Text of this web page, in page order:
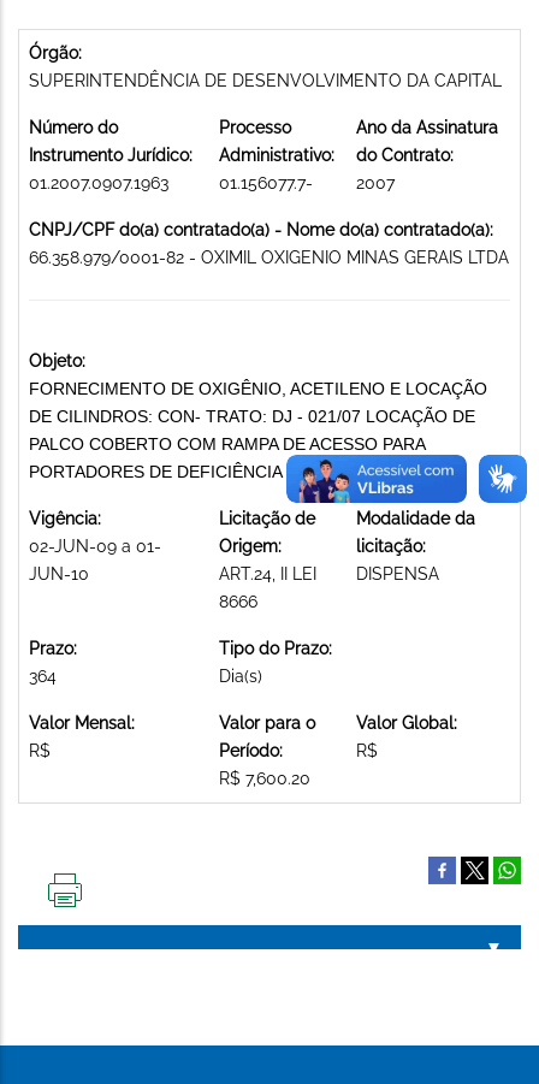
Órgão:
SUPERINTENDÊNCIA DE DESENVOLVIMENTO DA CAPITAL
Número do
Instrumento Jurídico:
01.2007.0907.1963
Processo
Administrativo:
01.156077.7-
Ano da Assinatura
do Contrato:
2007
CNPJ/CPF do(a) contratado(a) - Nome do(a) contratado(a):
66.358.979/0001-82 - OXIMIL OXIGENIO MINAS GERAIS LTDA
Objeto:
FORNECIMENTO DE OXIGÊNIO, ACETILENO E LOCAÇÃO
DE CILINDROS: CON- TRATO: DJ - 021/07 LOCAÇÃO DE
PALCO COBERTO COM RAMPA DE ACESSO PARA
PORTADORES DE DEFICIÊNCIA FÍSICA
Vigência:
02-JUN-09 a 01-
JUN-10
Licitação de
Origem:
ART.24, II LEI
8666
Modalidade da
licitação:
DISPENSA
Prazo:
364
Tipo do Prazo:
Dia(s)
Valor Mensal:
R$
Valor para o
Período:
R$ 7,600.20
Valor Global:
R$
PÁGINA